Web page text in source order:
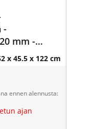
-
mm -
x 45.5 x 122 cm
ennen alennusta:
ajan